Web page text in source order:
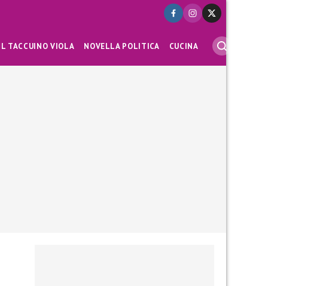
TACCUINO VIOLA NOVELLA POLITICA CUCINA